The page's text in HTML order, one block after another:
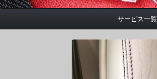
サービス一覧